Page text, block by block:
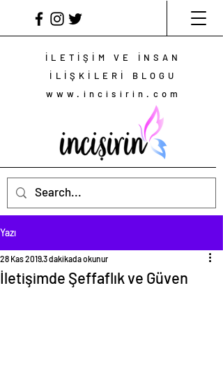
İLETİŞİM VE İNSAN
İLİŞKİLERİ BLOGU
www.incisirin.com
Yazı
İletişimde Şeffaflık ve Güven
28 Kas 20193 dakikada okunur